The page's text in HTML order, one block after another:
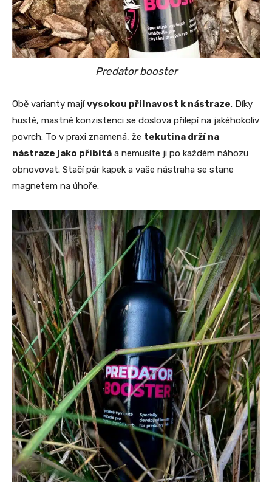
Predator booster
Obě varianty majívysokou přilnavost k nástraze. Díky
husté, mastné konzistenci se doslova přilepí na jakéhokoliv
povrch. To v praxi znamená, že tekutina drží na
nástraze jako přibitá a nemusíte ji po každém náhozu
obnovovat. Stačí pár kapek a vaše nástraha se stane
magnetem na úhoře.